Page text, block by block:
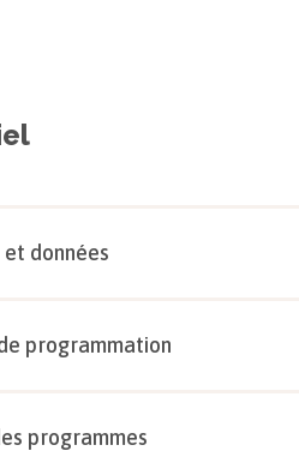
données
programmation
programmes